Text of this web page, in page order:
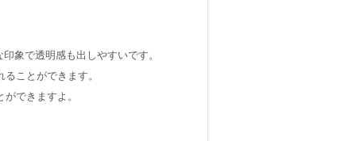
象で透明感も出しやすいです。
ことができます。
できますよ。